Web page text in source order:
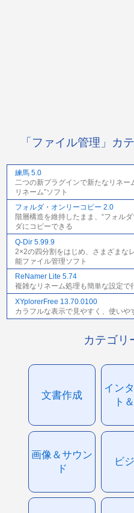
「ファイル管理」カ
練馬 5.0
二つの新プラグインで新たなリネ
リネーム”ソフト
フォルダ・オンリーコピー 2.0
階層構造を維持したまま、“フォル
ダにコピーできる
Q-Dir 5.99.9
2×2の四分割をはじめ、さまざまな
能ファイル管理ソフト
ReNamer Lite 5.74
複雑なリネーム処理も簡単な設定で
XYplorerFree 13.70.0100
カラフルな表示で見やすく、使いや
カテゴリ
文書作成
イン
ト
画像＆サウン
ド
ビ